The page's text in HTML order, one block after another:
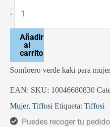
-
Añadir
al
carrito
Sombrero verde kaki para
EAN: SKU: 10046680830
Mujer, Tiffosi Etiqueta: Tiffosi
Puedes recoger tu